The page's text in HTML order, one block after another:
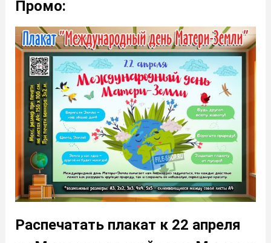
Промо:
Распечатать плакат к 22 апреля